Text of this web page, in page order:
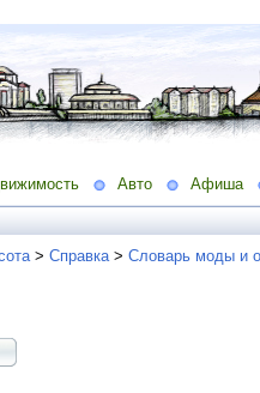
Авто Афиша
> Справка > Словарь моды и